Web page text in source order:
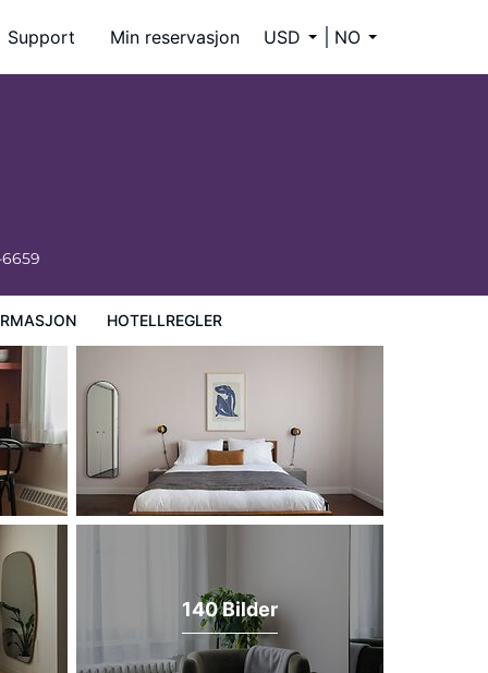
Support Min reservasjon USD NO
HOTELLREGLER
140 Bilder